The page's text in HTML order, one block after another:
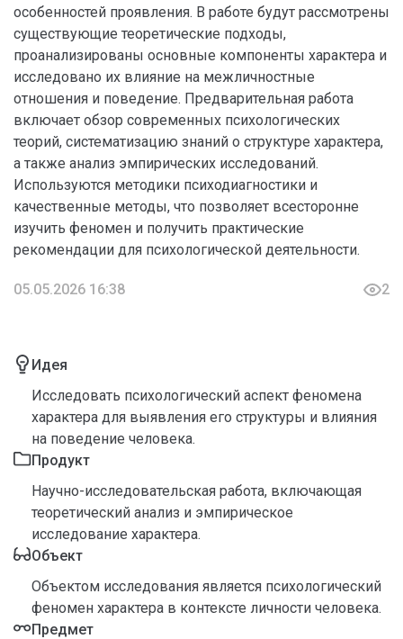
особенностей проявления. В работе будут рассмотрены
существующие теоретические подходы,
проанализированы основные компоненты характера и
исследовано их влияние на межличностные
отношения и поведение. Предварительная работа
включает обзор современных психологических
теорий, систематизацию знаний о структуре характера,
а также анализ эмпирических исследований.
Используются методики психодиагностики и
качественные методы, что позволяет всесторонне
изучить феномен и получить практические
рекомендации для психологической деятельности.
05.05.2026 16:38 2
Идея
Исследовать психологический аспект феномена
характера для выявления его структуры и влияния
на поведение человека.
Продукт
Научно-исследовательская работа, включающая
теоретический анализ и эмпирическое
исследование характера.
Объект
Объектом исследования является психологический
феномен характера в контексте личности человека.
Предмет